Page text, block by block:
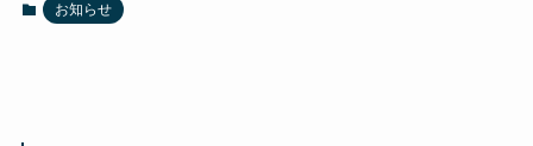
お知らせ